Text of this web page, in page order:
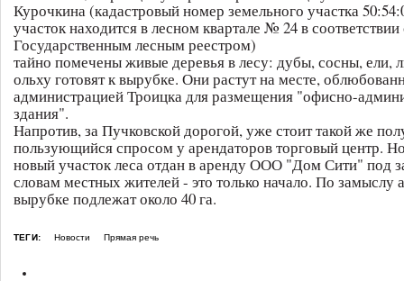
Курочкина (кадастровый номер земельного участка
участок находится в лесном квартале № 24 в соответствии
Государственным лесным реестром)
тайно помечены живые деревья в лесу: дубы, сосны, ели,
ольху готовят к вырубке. Они растут на месте,
администрацией Троицка для размещения "офисно-
здания".
Напротив, за Пучковской дорогой, уже стоит такой же
пользующийся спросом у арендаторов торговый центр.
новый участок леса отдан в аренду ООО "Дом Сити" под
словам местных жителей - это только начало. По замыслу
вырубке подлежат около 40 га.
ТЕГИ: Новости Прямая речь